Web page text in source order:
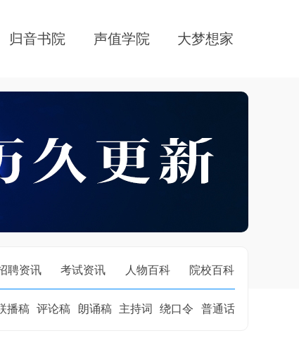
归音书院 声值学院 大梦想家
聘资讯 考试资讯 人物百科 院校百科
播稿 评论稿 朗诵稿 主持词 绕口令 普通话